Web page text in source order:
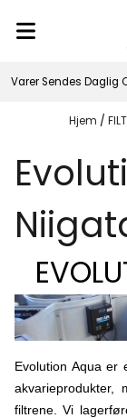
Varer Sendes Daglig
Hjem /
Evolution Aqua er
akvarieprodukter,
filtrene. Vi